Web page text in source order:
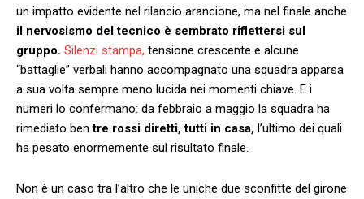
un impatto evidente nel rilancio arancione, ma nel finale anche
il nervosismo del tecnico è sembrato riflettersi sul
gruppo. Silenzi stampa, tensione crescente e alcune
“battaglie” verbali hanno accompagnato una squadra apparsa
a sua volta sempre meno lucida nei momenti chiave. E i
numeri lo confermano: da febbraio a maggio la squadra ha
rimediato ben tre rossi diretti, tutti in casa, l’ultimo dei quali
ha pesato enormemente sul risultato finale.
Non è un caso tra l’altro che le uniche due sconfitte del girone